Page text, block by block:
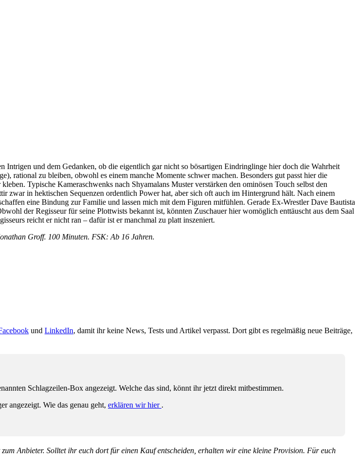
und dem Gedanken, ob die eigentlich gar nicht so bösartigen Eindringlinge hier doch die Wahrheit
rational zu bleiben, obwohl es einem manche Momente schwer machen. Besonders gut passt hier die
Typische Kameraschwenks nach Shyamalans Muster verstärken den ominösen Touch selbst den
zwar in hektischen Sequenzen ordentlich Power hat, aber sich oft auch im Hintergrund hält. Nach einem
eine Bindung zur Familie und lassen mich mit dem Figuren mitfühlen. Gerade Ex-Wrestler Dave Bautista
der Regisseur für seine Plottwists bekannt ist, könnten Zuschauer hier womöglich enttäuscht aus dem Saal
reicht er nicht ran – dafür ist er manchmal zu platt inszeniert.
Groff. 100 Minuten. FSK: Ab 16 Jahren.
und LinkedIn, damit ihr keine News, Tests und Artikel verpasst. Dort gibt es regelmäßig neue Beiträge,
Schlagzeilen-Box angezeigt. Welche das sind, könnt ihr jetzt direkt mitbestimmen.
angezeigt. Wie das genau geht, erklären wir hier .
Anbieter. Solltet ihr euch dort für einen Kauf entscheiden, erhalten wir eine kleine Provision. Für euch